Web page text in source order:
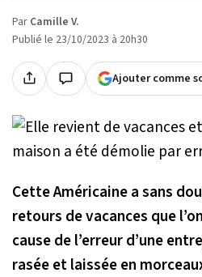
Par Camille V.
Publié le 23/10/2023 à 20h30
Ajouter comme
Cette Américaine a sans
retours de vacances que
cause de l’erreur d’une
rasée et laissée en